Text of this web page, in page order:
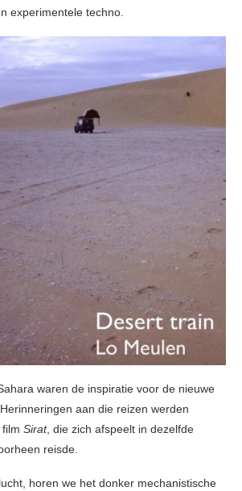
experimentele techno.
waren de inspiratie voor de nieuwe
Herinneringen aan die reizen werden
Sirat, die zich afspeelt in dezelfde
reisde.
horen we het donker mechanistische